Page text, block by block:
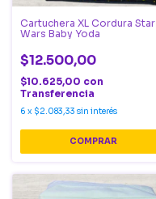
Cartuchera XL Cordura Star
Wars Baby Yoda
$12.500,00
$10.625,00 con
Transferencia
6 x $2.083,33 sin interés